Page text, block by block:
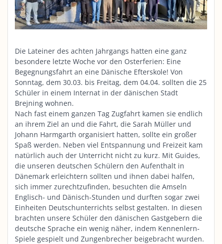
Die Lateiner des achten Jahrgangs hatten eine ganz
besondere letzte Woche vor den Osterferien: Eine
Begegnungsfahrt an eine Dänische Efterskole! Von
Sonntag, dem 30.03. bis Freitag, dem 04.04. sollten die 25
Schüler in einem Internat in der dänischen Stadt
Brejning wohnen.
Nach fast einem ganzen Tag Zugfahrt kamen sie endlich
an ihrem Ziel an und die Fahrt, die Sarah Müller und
Johann Harmgarth organisiert hatten, sollte ein großer
Spaß werden. Neben viel Entspannung und Freizeit kam
natürlich auch der Unterricht nicht zu kurz. Mit Guides,
die unseren deutschen Schülern den Aufenthalt in
Dänemark erleichtern sollten und ihnen dabei halfen,
sich immer zurechtzufinden, besuchten die Amseln
Englisch- und Dänisch-Stunden und durften sogar zwei
Einheiten Deutschunterrichts selbst gestalten. In diesen
brachten unsere Schüler den dänischen Gastgebern die
deutsche Sprache ein wenig näher, indem Kennenlern-
Spiele gespielt und Zungenbrecher beigebracht wurden.